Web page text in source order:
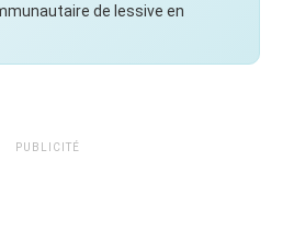
de lessive en
PUBLICITÉ